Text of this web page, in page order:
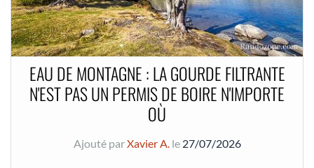
EAU DE MONTAGNE : LA GOURDE FILTRANTE
N'EST PAS UN PERMIS DE BOIRE N'IMPORTE
OÙ
Ajouté parXavier A.le 27/07/2026